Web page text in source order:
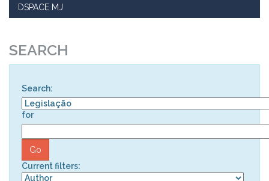
DSPACE MJ
SEARCH
Search:
for
Current filters: